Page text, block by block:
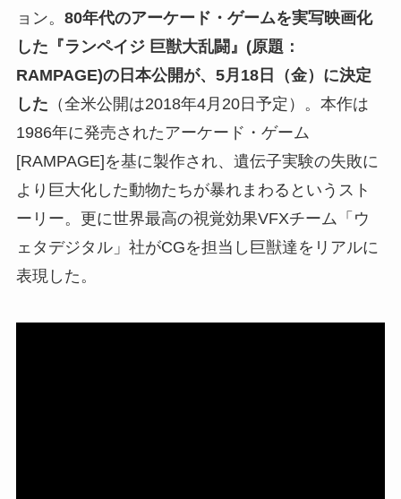
ョン。 80年代のアーケード・ゲームを実写映画化
した『ランペイジ 巨獣大乱闘』(原題：
RAMPAGE)の日本公開が、5月18日（金）に決定
した （全米公開は2018年4月20日予定）。本作は
1986年に発売されたアーケード・ゲーム
[RAMPAGE]を基に製作され、遺伝子実験の失敗に
より巨大化した動物たちが暴れまわるというスト
ーリー。更に世界最高の視覚効果VFXチーム「ウ
ェタデジタル」社がCGを担当し巨獣達をリアルに
表現した。